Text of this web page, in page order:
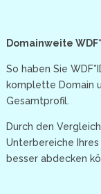
Domainweite
So haben Sie
komplette Domain
Gesamtprofil.
Durch den
Unterbereiche
besser abdecken